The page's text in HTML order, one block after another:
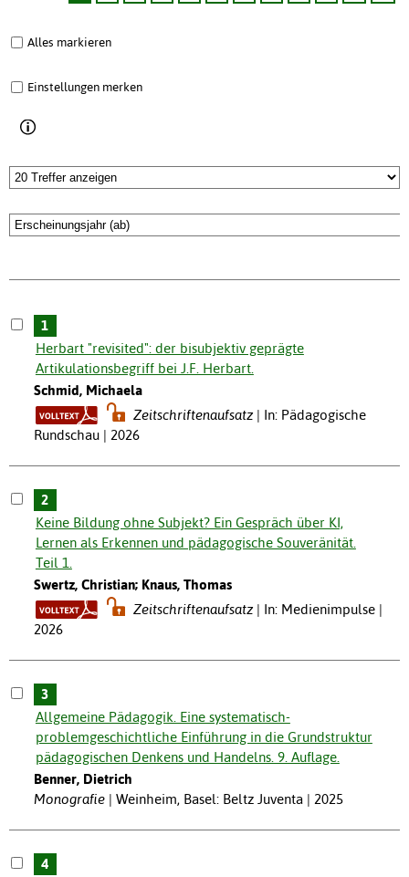
Alles markieren
Einstellungen merken
1
Herbart "revisited": der bisubjektiv geprägte
Artikulationsbegriff bei J.F. Herbart.
Schmid, Michaela
Zeitschriftenaufsatz
In: Pädagogische
Rundschau | 2026
2
Keine Bildung ohne Subjekt? Ein Gespräch über KI,
Lernen als Erkennen und pädagogische Souveränität.
Teil 1.
Swertz, Christian; Knaus, Thomas
Zeitschriftenaufsatz
In: Medienimpulse |
2026
3
Allgemeine Pädagogik. Eine systematisch-
problemgeschichtliche Einführung in die Grundstruktur
pädagogischen Denkens und Handelns. 9. Auflage.
Benner, Dietrich
Monografie
Weinheim, Basel: Beltz Juventa | 2025
4